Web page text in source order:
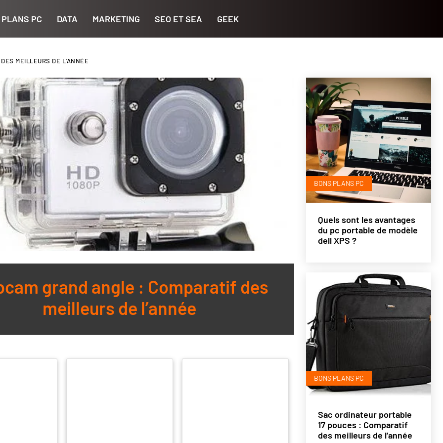
PC DATA MARKETING SEO ET SEA GEEK
MEILLEURS DE L’ANNÉE
grand angle : Comparatif des
meilleurs de l’année
BONS PLANS PC
Quels sont les avantages
du pc portable de modèle
dell XPS ?
BONS PLANS PC
Sac ordinateur portable
17 pouces : Comparatif
des meilleurs de l’année